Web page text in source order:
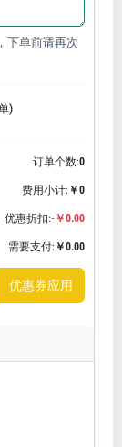
下单前请再次
)
订单个数:0
费用小计: ￥0
优惠折扣:-￥0.00
需要支付: ￥0.00
优惠券应用